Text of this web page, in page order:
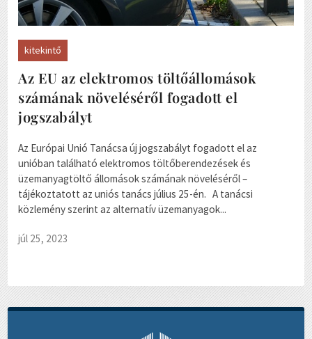
kitekintő
Az EU az elektromos töltőállomások
számának növeléséről fogadott el
jogszabályt
Az Európai Unió Tanácsa új jogszabályt fogadott el az
unióban található elektromos töltőberendezések és
üzemanyagtöltő állomások számának növeléséről –
tájékoztatott az uniós tanács július 25-én. A tanácsi
közlemény szerint az alternatív üzemanyagok...
júl 25, 2023